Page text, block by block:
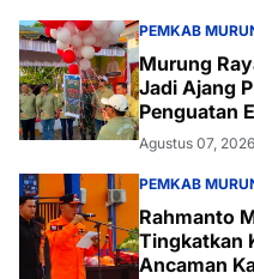
PEMKAB
Murung
Jadi Ajang
Penguatan
Agustus 07, 2026
PEMKAB
Rahmanto
Tingkatkan
Ancaman